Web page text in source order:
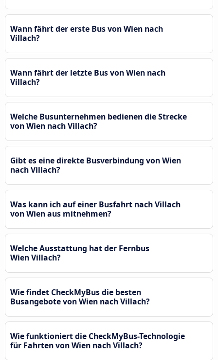
Wann fährt der erste Bus von Wien nach
Villach?
Wann fährt der letzte Bus von Wien nach
Villach?
Welche Busunternehmen bedienen die Strecke
von Wien nach Villach?
Gibt es eine direkte Busverbindung von Wien
nach Villach?
Was kann ich auf einer Busfahrt nach Villach
von Wien aus mitnehmen?
Welche Ausstattung hat der Fernbus
Wien Villach?
Wie findet CheckMyBus die besten
Busangebote von Wien nach Villach?
Wie funktioniert die CheckMyBus-Technologie
für Fahrten von Wien nach Villach?